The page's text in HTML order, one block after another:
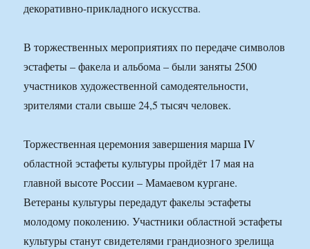
декоративно-прикладного искусства.
В торжественных мероприятиях по передаче символов
эстафеты – факела и альбома – были заняты 2500
участников художественной самодеятельности,
зрителями стали свыше 24,5 тысяч человек.
Торжественная церемония завершения марша IV
областной эстафеты культуры пройдёт 17 мая на
главной высоте России – Мамаевом кургане.
Ветераны культуры передадут факелы эстафеты
молодому поколению. Участники областной эстафеты
культуры станут свидетелями грандиозного зрелища